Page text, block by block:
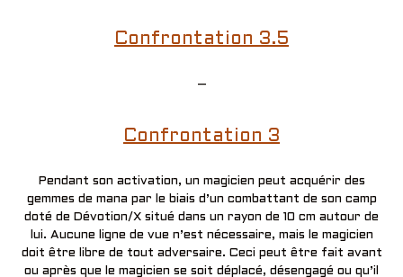
Confrontation 3.5
–
Confrontation 3
Pendant son activation, un magicien peut acquérir des
gemmes de mana par le biais d’un combattant de son camp
doté de Dévotion/X situé dans un rayon de 10 cm autour de
lui. Aucune ligne de vue n’est nécessaire, mais le magicien
doit être libre de tout adversaire. Ceci peut être fait avant
ou après que le magicien se soit déplacé, désengagé ou qu’il